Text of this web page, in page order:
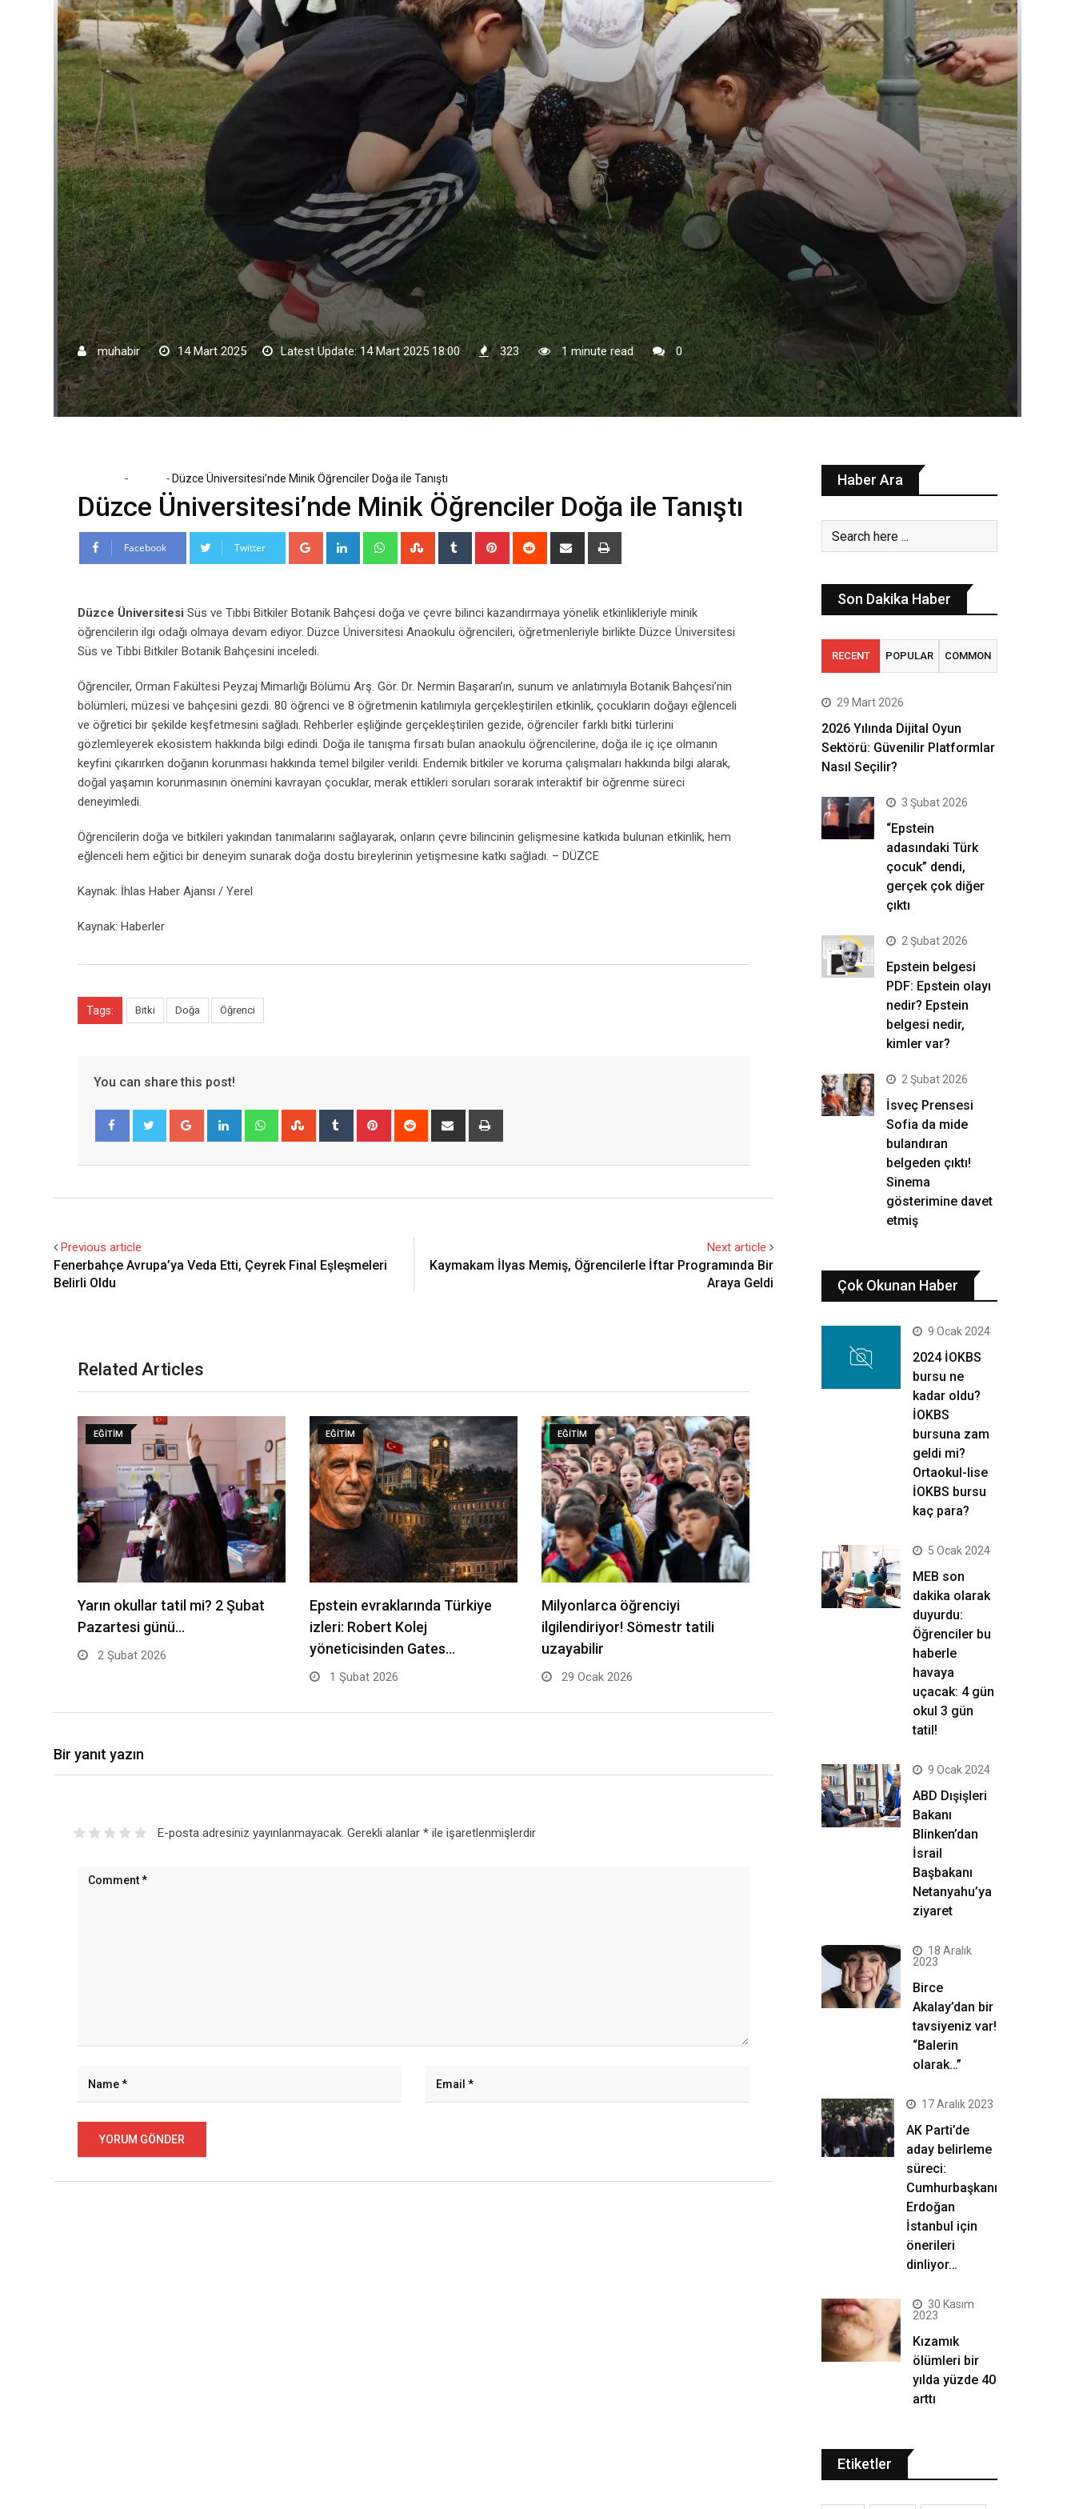
muhabir 14 Mart 2025 Latest Update: 14 Mart 2025 18:00 323 1 minute read 0
- - Düzce Üniversitesi’nde Minik Öğrenciler Doğa ile Tanıştı
Düzce Üniversitesi’nde Minik Öğrenciler Doğa ile Tanıştı
Facebook Twitter Google+ LinkedIn WhatsappStumbleUpon
Tumblr Pinterest Reddit
Share
Düzce Üniversitesi Süs ve Tıbbi Bitkiler Botanik Bahçesi doğa ve çevre bilinci kazandırmaya yönelik etkinlikleriyle minik
öğrencilerin ilgi odağı olmaya devam ediyor. Düzce Üniversitesi Anaokulu öğrencileri, öğretmenleriyle birlikte Düzce Üniversitesi
Süs ve Tıbbi Bitkiler Botanik Bahçesini inceledi.
Öğrenciler, Orman Fakültesi Peyzaj Mimarlığı Bölümü Arş. Gör. Dr. Nermin Başaran’ın, sunum ve anlatımıyla Botanik Bahçesi’nin
bölümleri, müzesi ve bahçesini gezdi. 80 öğrenci ve 8 öğretmenin katılımıyla gerçekleştirilen etkinlik, çocukların doğayı eğlenceli
ve öğretici bir şekilde keşfetmesini sağladı. Rehberler eşliğinde gerçekleştirilen gezide, öğrenciler farklı bitki türlerini
gözlemleyerek ekosistem hakkında bilgi edindi. Doğa ile tanışma fırsatı bulan anaokulu öğrencilerine, doğa ile iç içe olmanın
keyfini çıkarırken doğanın korunması hakkında temel bilgiler verildi. Endemik bitkiler ve koruma çalışmaları hakkında bilgi alarak,
doğal yaşamın korunmasının önemini kavrayan çocuklar, merak ettikleri soruları sorarak interaktif bir öğrenme süreci
deneyimledi.
Öğrencilerin doğa ve bitkileri yakından tanımalarını sağlayarak, onların çevre bilincinin gelişmesine katkıda bulunan etkinlik, hem
eğlenceli hem eğitici bir deneyim sunarak doğa dostu bireylerinin yetişmesine katkı sağladı. – DÜZCE
Kaynak: İhlas Haber Ajansı / Yerel
Kaynak: Haberler
Tags: Bitki Doğa Öğrenci
You can share this post!
Google+ LinkedIn WhatsappStumbleUpon
Tumblr Pinterest Reddit
Share
Previous article
Fenerbahçe Avrupa’ya Veda Etti, Çeyrek Final Eşleşmeleri
Belirli Oldu
Next article
Kaymakam İlyas Memiş, Öğrencilerle İftar Programında Bir
Araya Geldi
Related Articles
EĞITIM
Yarın okullar tatil mi? 2 Şubat
Pazartesi günü…
2 Şubat 2026
EĞITIM
Epstein evraklarında Türkiye
izleri: Robert Kolej
yöneticisinden Gates…
1 Şubat 2026
EĞITIM
Milyonlarca öğrenciyi
ilgilendiriyor! Sömestr tatili
uzayabilir
29 Ocak 2026
Bir yanıt yazın
E-posta adresiniz yayınlanmayacak. Gerekli alanlar *ile işaretlenmişlerdir
Haber Ara
Son Dakika Haber
RECENT POPULAR COMMON
29 Mart 2026
2026 Yılında Dijital Oyun
Sektörü: Güvenilir Platformlar
Nasıl Seçilir?
3 Şubat 2026
“Epstein
adasındaki Türk
çocuk” dendi,
gerçek çok diğer
çıktı
2 Şubat 2026
Epstein belgesi
PDF: Epstein olayı
nedir? Epstein
belgesi nedir,
kimler var?
2 Şubat 2026
İsveç Prensesi
Sofia da mide
bulandıran
belgeden çıktı!
Sinema
gösterimine davet
etmiş
Çok Okunan Haber
9 Ocak 2024
2024 İOKBS
bursu ne
kadar oldu?
İOKBS
bursuna zam
geldi mi?
Ortaokul-lise
İOKBS bursu
kaç para?
5 Ocak 2024
MEB son
dakika olarak
duyurdu:
Öğrenciler bu
haberle
havaya
uçacak: 4 gün
okul 3 gün
tatil!
9 Ocak 2024
ABD Dışişleri
Bakanı
Blinken’dan
İsrail
Başbakanı
Netanyahu’ya
ziyaret
18 Aralık
2023
Birce
Akalay’dan bir
tavsiyeniz var!
“Balerin
olarak…”
17 Aralık 2023
AK Parti’de
aday belirleme
süreci:
Cumhurbaşkanı
Erdoğan
İstanbul için
önerileri
dinliyor…
30 Kasım
2023
Kızamık
ölümleri bir
yılda yüzde 40
arttı
Etiketler